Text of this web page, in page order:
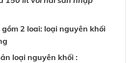
2 loai: loại nguyên khối
loại nguyên khối :